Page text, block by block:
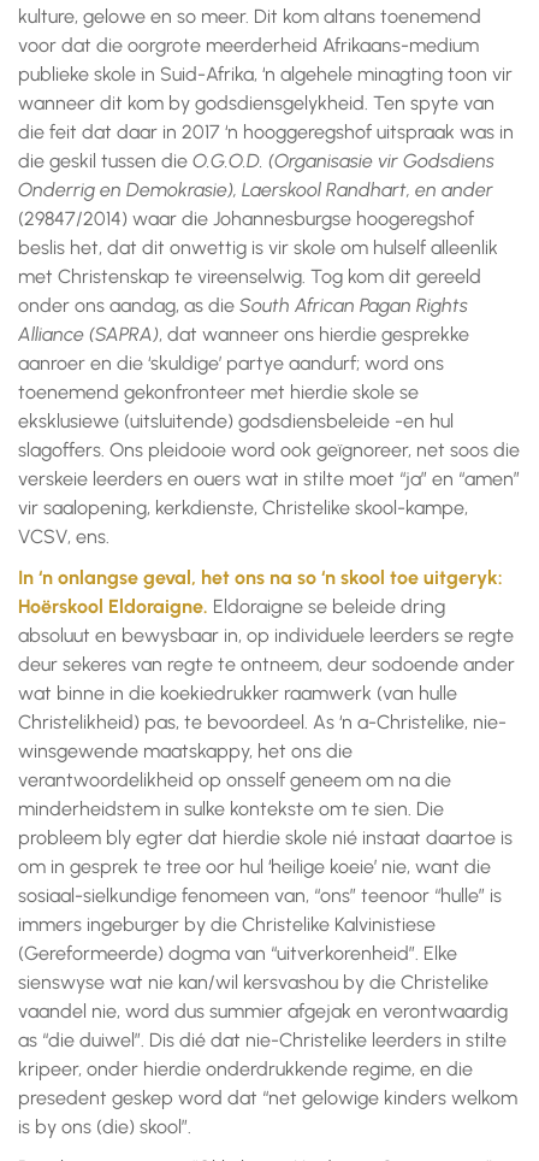
kulture, gelowe en so meer. Dit kom altans toenemend
voor dat die oorgrote meerderheid Afrikaans-medium
publieke skole in Suid-Afrika, ‘n algehele minagting toon vir
wanneer dit kom by godsdiensgelykheid. Ten spyte van
die feit dat daar in 2017 ‘n hooggeregshof uitspraak was in
die geskil tussen die O.G.O.D. (Organisasie vir Godsdiens
Onderrig en Demokrasie), Laerskool Randhart, en ander
(29847/2014) waar die Johannesburgse hoogeregshof
beslis het, dat dit onwettig is vir skole om hulself alleenlik
met Christenskap te vireenselwig. Tog kom dit gereeld
onder ons aandag, as die South African Pagan Rights
Alliance (SAPRA), dat wanneer ons hierdie gesprekke
aanroer en die ‘skuldige’ partye aandurf; word ons
toenemend gekonfronteer met hierdie skole se
eksklusiewe (uitsluitende) godsdiensbeleide -en hul
slagoffers. Ons pleidooie word ook geïgnoreer, net soos die
verskeie leerders en ouers wat in stilte moet “ja” en “amen”
vir saalopening, kerkdienste, Christelike skool-kampe,
VCSV, ens.
In ‘n onlangse geval, het ons na so ‘n skool toe uitgeryk:
Hoërskool Eldoraigne. Eldoraigne se beleide dring
absoluut en bewysbaar in, op individuele leerders se regte
deur sekeres van regte te ontneem, deur sodoende ander
wat binne in die koekiedrukker raamwerk (van hulle
Christelikheid) pas, te bevoordeel. As ‘n a-Christelike, nie-
winsgewende maatskappy, het ons die
verantwoordelikheid op onsself geneem om na die
minderheidstem in sulke kontekste om te sien. Die
probleem bly egter dat hierdie skole nié instaat daartoe is
om in gesprek te tree oor hul ‘heilige koeie’ nie, want die
sosiaal-sielkundige fenomeen van, “ons” teenoor “hulle” is
immers ingeburger by die Christelike Kalvinistiese
(Gereformeerde) dogma van “uitverkorenheid”. Elke
sienswyse wat nie kan/wil kersvashou by die Christelike
vaandel nie, word dus summier afgejak en verontwaardig
as “die duiwel”. Dis dié dat nie-Christelike leerders in stilte
kripeer, onder hierdie onderdrukkende regime, en die
presedent geskep word dat “net gelowige kinders welkom
is by ons (die) skool”.